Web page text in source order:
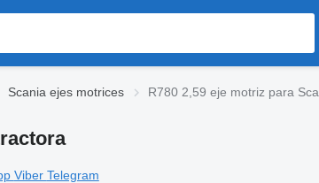
Scania ejes motrices R780 2,59 eje motriz para
Viber Telegram